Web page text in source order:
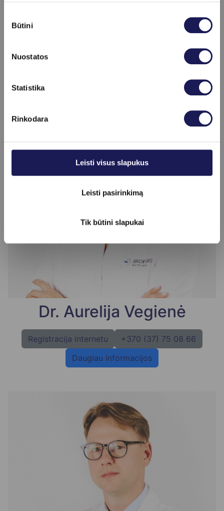
pasirinkimas
Būtini
Nuostatos
Statistika
Rinkodara
Leisti visus slapukus
Leisti pasirinkimą
Tik būtini slapukai
+370 (37) 75 08 66
Dr. Aurelija Vegienė
Registracija internetu
+370 (37) 75 08 66
Daugiau informacijos